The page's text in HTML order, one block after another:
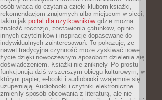
osób wraca do czytania dzięki klubom książki,
rekomendacjom znajomych albo miejscom w sieci,
takim jak portal dla użytkownikówgdzie można
znaleźć recenzje, zestawienia gatunków, opinie
innych czytelników i inspiracje dopasowane do
indywidualnych zainteresowań. To pokazuje, że
nawet tradycyjna czynność może zyskiwać nowe
życie dzięki nowoczesnym sposobom dzielenia się
doświadczeniem. Książki nie zniknęły. Po prostu
funkcjonują dziś w szerszym obiegu kulturowym, w
którym papier, e-booki i audiobooki wzajemnie się
uzupełniają. Audiobooki i czytniki elektroniczne
zmieniły sposób obcowania z literaturą, ale nie